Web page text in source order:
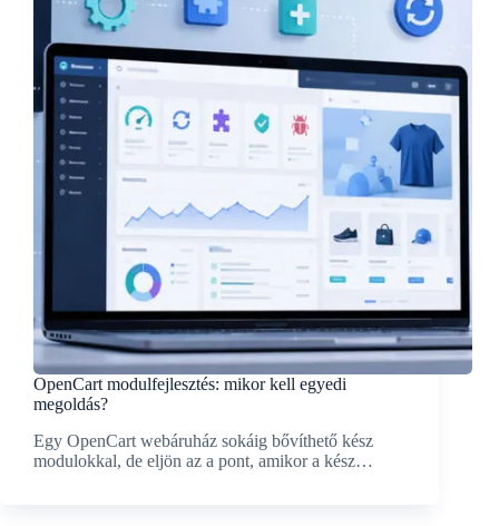
OpenCart modulfejlesztés: mikor kell egyedi
megoldás?
Egy OpenCart webáruház sokáig bővíthető kész
modulokkal, de eljön az a pont, amikor a kész…